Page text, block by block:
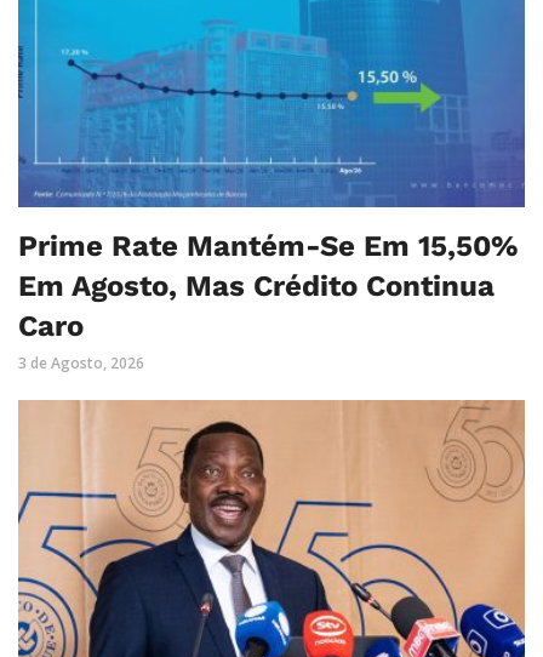
Prime Rate Mantém-Se Em 15,50%
Em Agosto, Mas Crédito Continua
Caro
3 de Agosto, 2026